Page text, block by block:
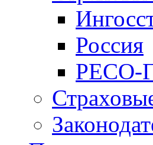
Россия
РЕСО-